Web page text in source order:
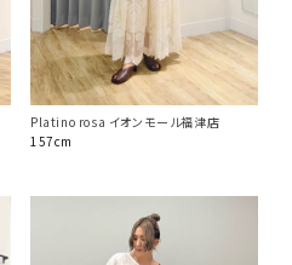
Platino rosa イオンモール福津店
157cm